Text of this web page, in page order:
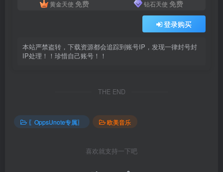
黄金天使 免费 钻石天使 免费
登录购买
本站严禁盗转，下载资源都会追踪到账号IP，发现一律封号封
IP处理！！珍惜自己账号！！
THE END
〖OppsUnote专属〗 欧美音乐
喜欢就支持一下吧